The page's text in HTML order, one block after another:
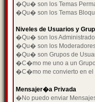
�Qu� son los Temas
�Qu� son los Temas
Niveles de Usuarios y
�Qu� son los
�Qu� son los
�Qu� son Grupos de
�C�mo me uno a un
�C�mo me convierto en el
Mensajer�a Privada
�No puedo enviar